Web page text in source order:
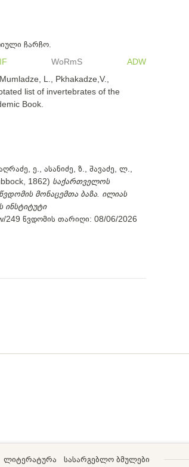
ჩარჩო.
WoRmS
ADW
L., Pkhakadze,V.,
list of invertebrates of the
Book.
ე., ასანიძე, ზ., შავაძე, ლ.,
1862) საქართველოს
მონაცემთა ბაზა. ილიას
ინსტიტუტი
249 წვდომის თარიღი: 08/06/2026
ლიტერატურა სასარგებლო ბმულები